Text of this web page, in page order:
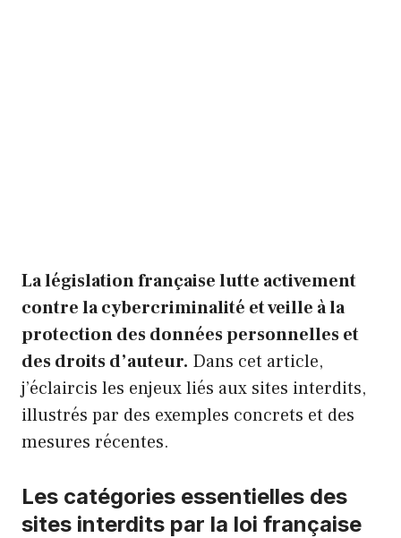
La législation française lutte activement
contre la cybercriminalité et veille à la
protection des données personnelles et
des droits d’auteur. Dans cet article,
j’éclaircis les enjeux liés aux sites interdits,
illustrés par des exemples concrets et des
mesures récentes.
Les catégories essentielles des
sites interdits par la loi française